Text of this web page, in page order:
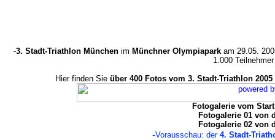
-3. Stadt-Triathlon Münchenim Münchner Olympiaparkam 29.05.
1.000
Hier finden Sie über 400 Fotos vom 3. Stadt-Triathlon 2005
Fotogalerie vom
Fotogalerie 01 von
Fotogalerie 02 von
-Vorausschau: der 4. Stadt-